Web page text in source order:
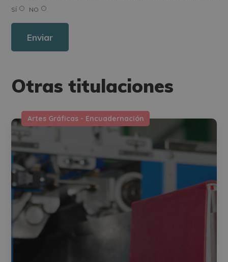
los productos ofrecidos y otros tipo de productos que fueran de su
interés.
Derechos: Puede ejercitar sus derechos identificándose suficientemente,
Para más información consulte nuestra Política de Privacidad.
SÍ NO
Otras titulaciones
Artes Gráficas - Encuadernación